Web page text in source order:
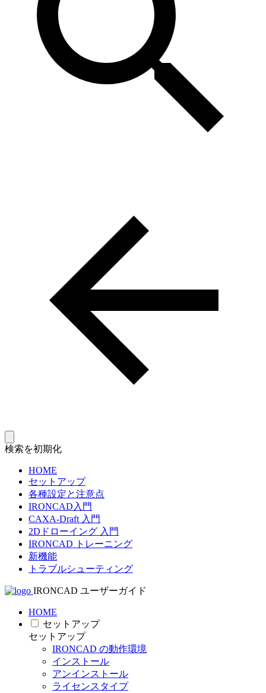
検索を初期化
HOME
セットアップ
各種設定と注意点
IRONCAD入門
CAXA-Draft 入門
2Dドローイング 入門
IRONCAD トレーニング
新機能
トラブルシューティング
IRONCAD ユーザーガイド
HOME
セットアップ
セットアップ
IRONCAD の動作環境
インストール
アンインストール
ライセンスタイプ